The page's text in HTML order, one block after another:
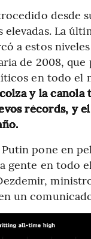
desde
elevadas. La
a estos
de 2008, que
en todo el
y la canola
récords, y
Putin pone en
gente en todo
un